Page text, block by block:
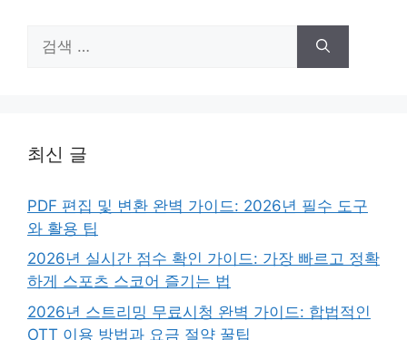
색:
최신 글
PDF 편집 및 변환 완벽 가이드: 2026년 필수 도구
와 활용 팁
2026년 실시간 점수 확인 가이드: 가장 빠르고 정확
하게 스포츠 스코어 즐기는 법
2026년 스트리밍 무료시청 완벽 가이드: 합법적인
OTT 이용 방법과 요금 절약 꿀팁